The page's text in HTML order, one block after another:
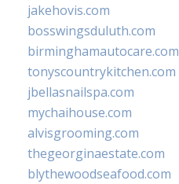
jakehovis.com
bosswingsduluth.com
birminghamautocare.com
tonyscountrykitchen.com
jbellasnailspa.com
mychaihouse.com
alvisgrooming.com
thegeorginaestate.com
blythewoodseafood.com